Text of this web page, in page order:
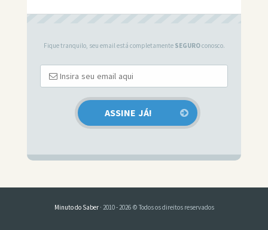
Fique tranquilo, seu email está completamente SEGUROconosco.
Minuto do Saber· 2010 - 2026 © Todos os direitos reservados